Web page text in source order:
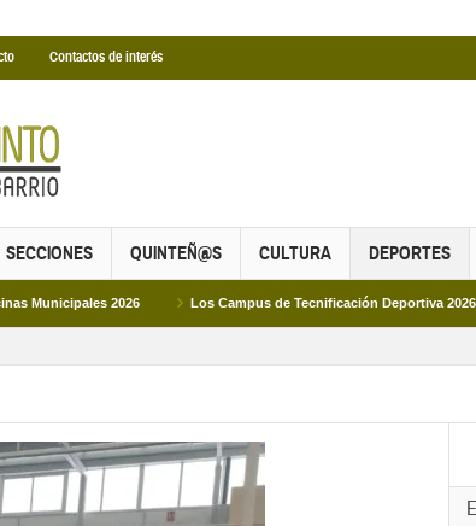
Contactos de interés
SECCIONES QUINTEÑ@S CULTURA DEPORTES
Los Campus de Tecnificación Deportiva 2026 ofrecen cuatro